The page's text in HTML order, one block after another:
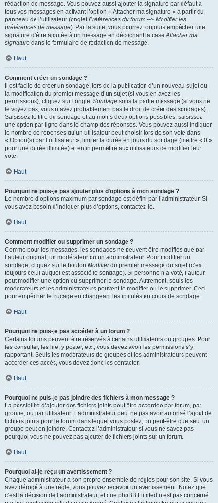
rédaction de message. Vous pouvez aussi ajouter la signature par défaut à
tous vos messages en activant l’option « Attacher ma signature » à partir du
panneau de l’utilisateur (ongletPréférences du forum --> Modifier les
préférences de message). Par la suite, vous pourrez toujours empêcher une
signature d’être ajoutée à un message en décochant la caseAttacher ma
signature dans le formulaire de rédaction de message.
Haut
Comment créer un sondage ?
Il est facile de créer un sondage, lors de la publication d’un nouveau sujet ou
la modification du premier message d’un sujet (si vous en avez les
permissions), cliquez sur l’ongletSondage sous la partie message (si vous ne
le voyez pas, vous n’avez probablement pas le droit de créer des sondages).
Saisissez le titre du sondage et au moins deux options possibles, saisissez
une option par ligne dans le champ des réponses. Vous pouvez aussi indiquer
le nombre de réponses qu’un utilisateur peut choisir lors de son vote dans
« Option(s) par l’utilisateur », limiter la durée en jours du sondage (mettre « 0 »
pour une durée illimitée) et enfin permettre aux utilisateurs de modifier leur
vote.
Haut
Pourquoi ne puis-je pas ajouter plus d’options à mon sondage ?
Le nombre d’options maximum par sondage est défini par l’administrateur. Si
vous avez besoin d’indiquer plus d’options, contactez-le.
Haut
Comment modifier ou supprimer un sondage ?
Comme pour les messages, les sondages ne peuvent être modifiés que par
l’auteur original, un modérateur ou un administrateur. Pour modifier un
sondage, cliquez sur le bouton Modifierdu premier message du sujet (c’est
toujours celui auquel est associé le sondage). Si personne n’a voté, l’auteur
peut modifier une option ou supprimer le sondage. Autrement, seuls les
modérateurs et les administrateurs peuvent le modifier ou le supprimer. Ceci
pour empêcher le trucage en changeant les intitulés en cours de sondage.
Haut
Pourquoi ne puis-je pas accéder à un forum ?
Certains forums peuvent être réservés à certains utilisateurs ou groupes. Pour
les consulter, les lire, y poster, etc., vous devez avoir les permissions s’y
rapportant. Seuls les modérateurs de groupes et les administrateurs peuvent
accorder ces accès, vous devez donc les contacter.
Haut
Pourquoi ne puis-je pas joindre des fichiers à mon message ?
La possibilité d’ajouter des fichiers joints peut être accordée par forum, par
groupe, ou par utilisateur. L’administrateur peut ne pas avoir autorisé l’ajout de
fichiers joints pour le forum dans lequel vous postez, ou peut-être que seul un
groupe peut en joindre. Contactez l’administrateur si vous ne savez pas
pourquoi vous ne pouvez pas ajouter de fichiers joints sur un forum.
Haut
Pourquoi ai-je reçu un avertissement ?
Chaque administrateur a son propre ensemble de règles pour son site. Si vous
avez dérogé à une règle, vous pouvez recevoir un avertissement. Notez que
c’est la décision de l’administrateur, et que phpBB Limited n’est pas concerné